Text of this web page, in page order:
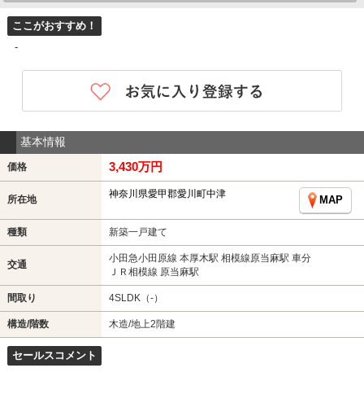
ここがおすすめ！
-
基本情報
価格 3,430万円
所在地 神奈川県愛甲郡愛川町中津
MAP
種類 新築一戸建て
交通
小田急小田原線 本厚木駅 相模線原当麻駅 車分
ＪＲ相模線 原当麻駅
間取り 4SLDK（-）
構造/階数 木造/地上2階建
セールスコメント